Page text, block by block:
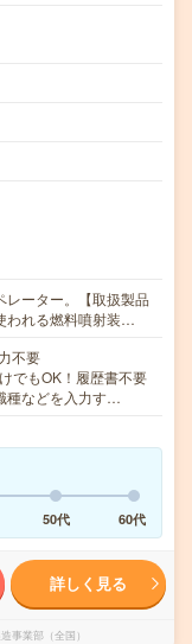
レーター。【取扱製品
われる燃料噴射装…
不要
でもOK！履歴書不要
種などを入力す…
50代 60代
詳しく見る
事業部（全国）